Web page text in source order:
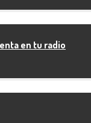
en tu radio